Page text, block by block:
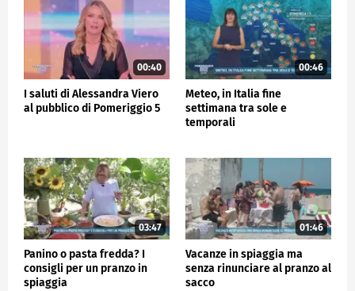
00:40
I saluti di Alessandra Viero
al pubblico di Pomeriggio 5
00:46
Meteo, in Italia fine
settimana tra sole e
temporali
03:47
Panino o pasta fredda? I
consigli per un pranzo in
spiaggia
01:46
Vacanze in spiaggia ma
senza rinunciare al pranzo al
sacco